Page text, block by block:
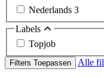
Nederlands 3
Labels
Topjob
Filters Toepassen Alle